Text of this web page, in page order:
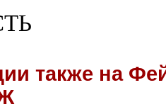
также на